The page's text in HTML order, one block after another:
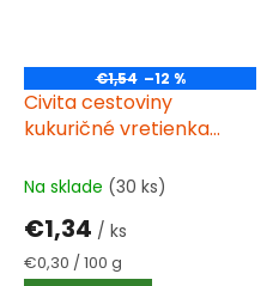
€1,54 –12 %
Civita cestoviny
kukuričné vretienka
Na sklade (30 ks)
€1,34 / ks
Jednotková
€0,30 / 100 g